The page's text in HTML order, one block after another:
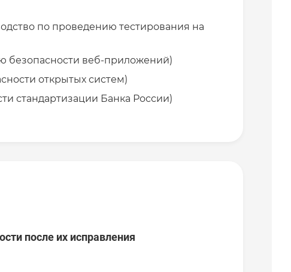
по проведению тестирования на
безопасности веб-приложений)
открытых систем)
стандартизации Банка России)
после их исправления